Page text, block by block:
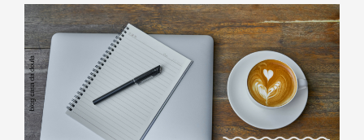
parto
humanizado?”